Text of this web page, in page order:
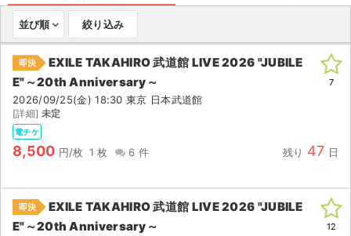
取扱チケット
ライブ・コンサート（国内）
ライブ・コンサート（海外）
イベント
スポーツ
ご利用ガイド
並び順 絞り込み
即決
EXILE TAKAHIRO 武道館 LIVE 2026 "JUBILE
E"～20th Anniversary～
2026/09/25(金) 18:30 東京 日本武道館
[詳細] 未定
電チケ
8,500 円/枚 1 枚 6 件 残り 47 日
7
即決
EXILE TAKAHIRO 武道館 LIVE 2026 "JUBILE
E"～20th Anniversary～
12